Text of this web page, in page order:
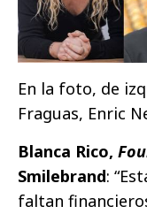
En la foto, de
Fraguas, Enric
Blanca Rico,
Smilebrand:
faltan